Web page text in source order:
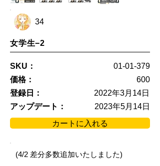
34
女学生−2
SKU：
01-01-379
価格：
600
登録日：
2022年3月14日
アップデート：
2023年5月14日
カートに入れる
(4/2 差分多数追加いたしました)